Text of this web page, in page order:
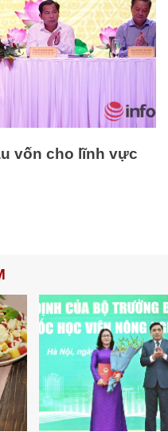
vốn cho lĩnh vực